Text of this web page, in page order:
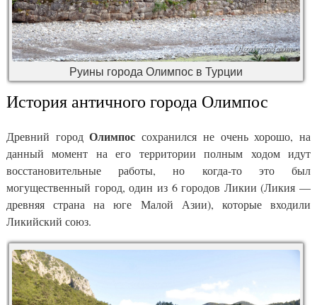
Руины города Олимпос в Турции
История античного города Олимпос
Древний городОлимпоссохранился не очень хорошо, на
данный момент на его территории полным ходом идут
восстановительные работы, но когда-то это был
могущественный город, один из 6 городов Ликии (Ликия —
древняя страна на юге Малой Азии), которые входили
Ликийский союз.